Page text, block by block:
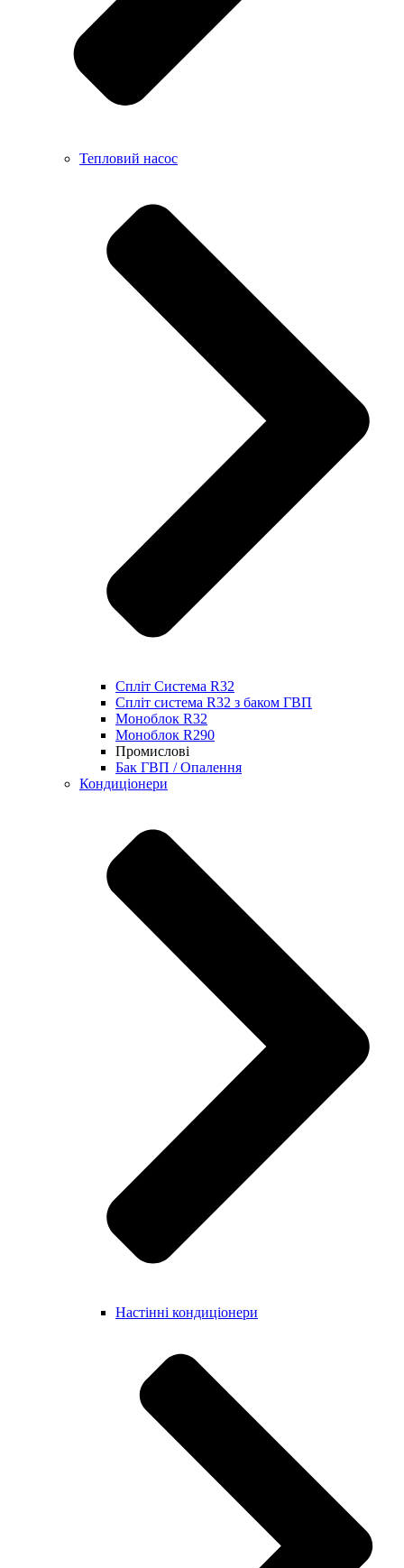
Тепловий насос
Спліт Система R32
Спліт система R32 з баком ГВП
Моноблок R32
Моноблок R290
Промислові
Бак ГВП / Опалення
Кондиціонери
Настінні кондиціонери